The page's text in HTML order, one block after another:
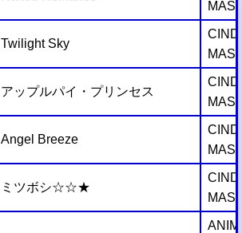
Twilight Sky
アップルパイ・プリンセス
Angel Breeze
ミツボシ☆☆★